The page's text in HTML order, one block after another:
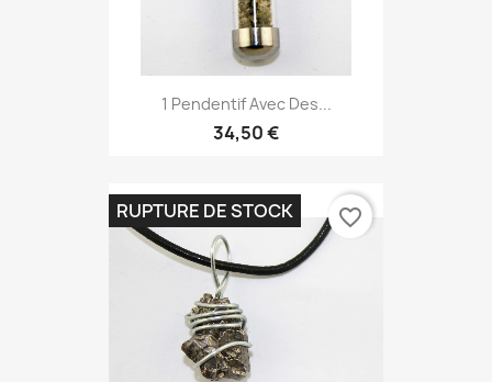
1 Pendentif Avec Des...
34,50 €
RUPTURE DE STOCK favorite_border